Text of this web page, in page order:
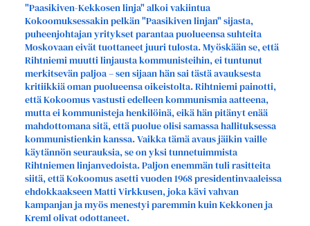
"Paasikiven-Kekkosen linja" alkoi vakiintua
Kokoomuksessakin pelkän "Paasikiven linjan" sijasta,
puheenjohtajan yritykset parantaa puolueensa suhteita
Moskovaan eivät tuottaneet juuri tulosta. Myöskään se, että
Rihtniemi muutti linjausta kommunisteihin, ei tuntunut
merkitsevän paljoa – sen sijaan hän sai tästä avauksesta
kritiikkiä oman puolueensa oikeistolta. Rihtniemi painotti,
että Kokoomus vastusti edelleen kommunismia aatteena,
mutta ei kommunisteja henkilöinä, eikä hän pitänyt enää
mahdottomana sitä, että puolue olisi samassa hallituksessa
kommunistienkin kanssa. Vaikka tämä avaus jäikin vaille
käytännön seurauksia, se on yksi tunnetuimmista
Rihtniemen linjanvedoista. Paljon enemmän tuli rasitteita
siitä, että Kokoomus asetti vuoden 1968 presidentinvaaleissa
ehdokkaakseen Matti Virkkusen, joka kävi vahvan
kampanjan ja myös menestyi paremmin kuin Kekkonen ja
Kreml olivat odottaneet.